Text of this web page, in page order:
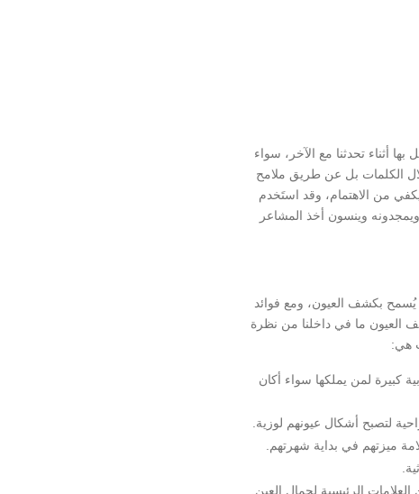
أثناء تحدثنا مع الآخر، سواء
الكلمات بل عن طريق ملامح
من الاهتمام، وقد استَخدم
وينسون أخذ المشاعر
بكشف العيون، ومع فوائد
العيون ما في داخلنا من نظرة
هي:
كبيرة لمن يملكها سواء أكان
لتصبح أشكال عيونهم لوزية.
ميزتهم في بداية شهرتهم.
الرئيسية لجمال العين.